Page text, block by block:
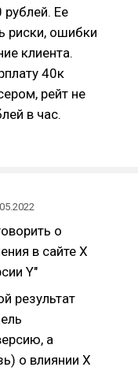
рублей. Ее
риски, ошибки
клиента.
40к
рейт не
в час.
о
в сайте Х
Y"
результат
а
о влиянии Х